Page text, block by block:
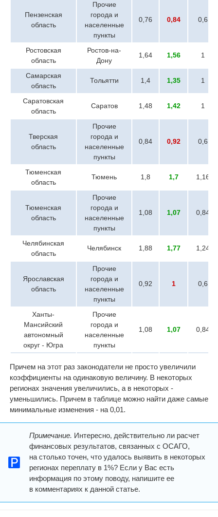
Пензенская
область
Прочие
города и
населенные
пункты
0,76 0,84 0,6
Ростовская
область
Ростов-на-
Дону
1,64 1,56 1
Самарская
область
Тольятти 1,4 1,35 1
Саратовская
область
Саратов 1,48 1,42 1
Тверская
область
Прочие
города и
населенные
пункты
0,84 0,92 0,6
Тюменская
область
Тюмень 1,8 1,7 1,16
Тюменская
область
Прочие
города и
населенные
пункты
1,08 1,07 0,84
Челябинская
область
Челябинск 1,88 1,77 1,24
Ярославская
область
Прочие
города и
населенные
пункты
0,92 1 0,6
Ханты-
Мансийский
автономный
округ - Югра
Прочие
города и
населенные
пункты
1,08 1,07 0,84
Причем на этот раз законодатели не просто увеличили
коэффициенты на одинаковую величину. В некоторых
регионах значения увеличились, а в некоторых -
уменьшились. Причем в таблице можно найти даже самые
минимальные изменения - на 0,01.
Примечание. Интересно, действительно ли расчет
финансовых результатов, связанных с ОСАГО,
на столько точен, что удалось выявить в некоторых
регионах переплату в 1%? Если у Вас есть
информация по этому поводу, напишите ее
в комментариях к данной статье.